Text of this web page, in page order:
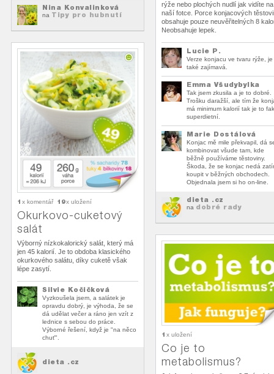
Nina Konvalinková
na Tipy pro hubnutí
rýže nebo plochých nudlí jak vidíte na
naší fotce. Porce konjacových
obsahuje pouze neuvěřitelných 8
Neobsahuje lepek.
Lucie P.
Verze konjacu ve tvaru rýže, je
také zajímavá.
Emma Všudybylka
Tak jsem zkusila a je to dobré.
Trošku daražší, ale tím že
má minimum kalorií tak je to
superdietní.
Marie Dostálová
Konjac mě mile překvapil, dá
kombinovat všude tam, kde
běžně používáme těstoviny.
Škoda, že se konjac nedá
koupit v běžných obchodech.
Objednala jsem si ho on-line.
dieta .cz
na dobré rady
1 x komentář 19x uložení
Okurkovo-cuketový
salát
Výborný nízkokalorický salát, který má
jen 45 kalorií. Je to obdoba klasického
okurkového salátu, díky cuketě však
lépe zasytí.
Silvie Kočičková
Vyzkoušela jsem, a salátek je
opravdu dobrý, je výhoda, že se
dá udělat večer a ráno jen vzít z
lednice s sebou do práce.
Výborné řešení, když je "na něco
chuť".
dieta .cz
1 x uložení
Co je to
metabolismus?